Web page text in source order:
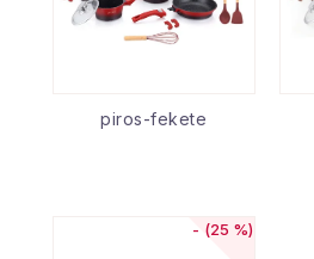
piros-fekete
(25 %)